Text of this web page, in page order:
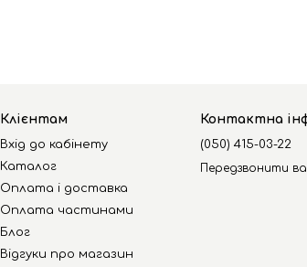
Клієнтам
Вхід до кабінету
Каталог
Оплата і доставка
Оплата частинами
Блог
Відгуки про магазин
Контактна
(050) 415-03-22
Передзвонити